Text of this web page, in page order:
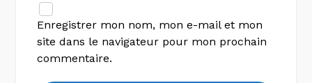
Enregistrer mon nom, mon e-mail et mon
site dans le navigateur pour mon prochain
commentaire.